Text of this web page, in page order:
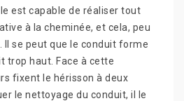
est capable de réaliser tout
à la cheminée, et cela, peu
se peut que le conduit forme
trop haut. Face à cette
fixent le hérisson à deux
le nettoyage du conduit, il le